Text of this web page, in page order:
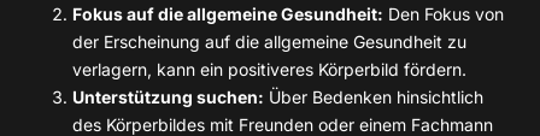
Fokus auf die allgemeine Gesundheit: Den Fokus von
der Erscheinung auf die allgemeine Gesundheit zu
verlagern, kann ein positiveres Körperbild fördern.
Unterstützung suchen: Über Bedenken hinsichtlich
des Körperbildes mit Freunden oder einem Fachmann